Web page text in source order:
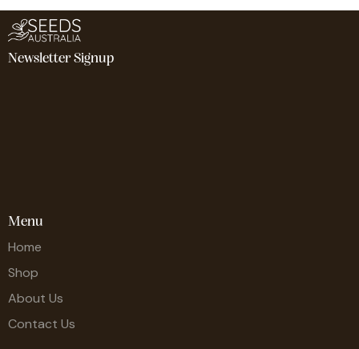
Newsletter Signup
Menu
Home
Shop
About Us
Contact Us